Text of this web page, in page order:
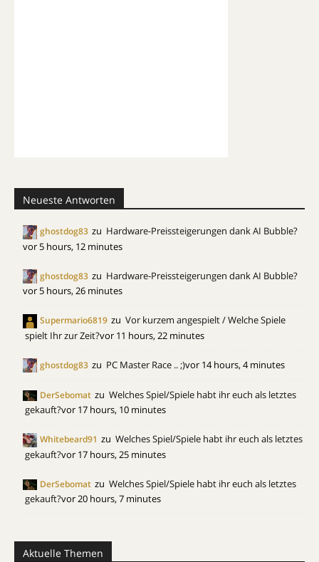
Neueste Antworten
ghostdog83 zu Hardware-Preissteigerungen dank AI Bubble?
vor 5 hours, 12 minutes
ghostdog83 zu Hardware-Preissteigerungen dank AI Bubble?
vor 5 hours, 26 minutes
Supermario6819 zu Vor kurzem angespielt / Welche Spiele
spielt Ihr zur Zeit?vor 11 hours, 22 minutes
ghostdog83 zu PC Master Race .. ;)vor 14 hours, 4 minutes
DerSebomat zu Welches Spiel/Spiele habt ihr euch als letztes
gekauft?vor 17 hours, 10 minutes
Whitebeard91 zu Welches Spiel/Spiele habt ihr euch als letztes
gekauft?vor 17 hours, 25 minutes
DerSebomat zu Welches Spiel/Spiele habt ihr euch als letztes
gekauft?vor 20 hours, 7 minutes
Aktuelle Themen